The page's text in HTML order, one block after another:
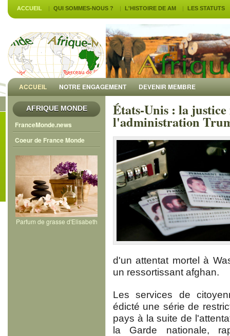
ACCUEIL QUI SOMMES-NOUS ? L'HISTOIRE DE AM LES STATUTS
ACCUEIL NOTRE ENGAGEMENT DEVENIR MEMBRE
AFRIQUE MONDE
FranceMonde.news
Coeur de France Monde
Parfum de grasse d'Elisabeth
États-Unis : la
l'administration
d'un attentat mortel à
un ressortissant afghan.
Les services de
édicté une série de
pays à la suite de
la Garde nationale,